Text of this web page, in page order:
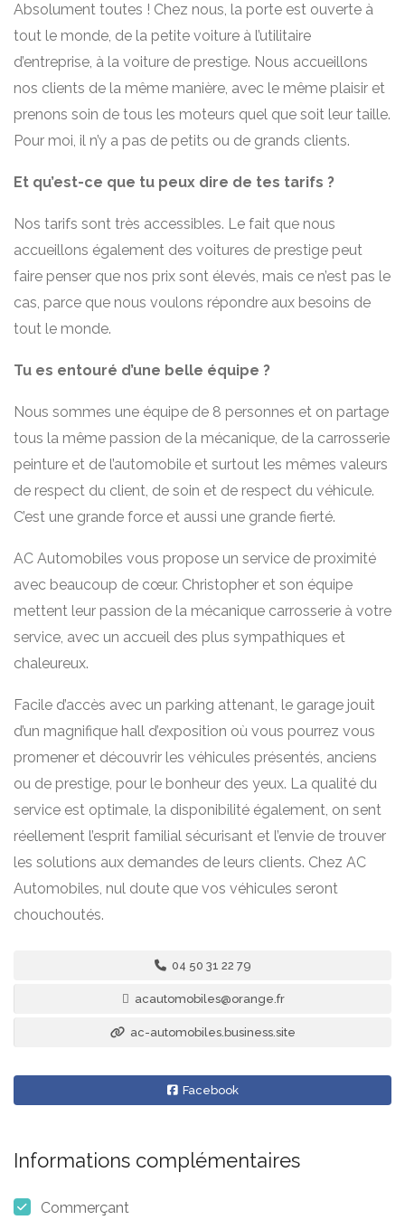
Absolument toutes ! Chez nous, la porte est ouverte à
tout le monde, de la petite voiture à l’utilitaire
d’entreprise, à la voiture de prestige. Nous accueillons
nos clients de la même manière, avec le même plaisir et
prenons soin de tous les moteurs quel que soit leur taille.
Pour moi, il n’y a pas de petits ou de grands clients.
Et qu’est-ce que tu peux dire de tes tarifs ?
Nos tarifs sont très accessibles. Le fait que nous
accueillons également des voitures de prestige peut
faire penser que nos prix sont élevés, mais ce n’est pas le
cas, parce que nous voulons répondre aux besoins de
tout le monde.
Tu es entouré d’une belle équipe ?
Nous sommes une équipe de 8 personnes et on partage
tous la même passion de la mécanique, de la carrosserie
peinture et de l’automobile et surtout les mêmes valeurs
de respect du client, de soin et de respect du véhicule.
C’est une grande force et aussi une grande fierté.
AC Automobiles vous propose un service de proximité
avec beaucoup de cœur. Christopher et son équipe
mettent leur passion de la mécanique carrosserie à votre
service, avec un accueil des plus sympathiques et
chaleureux.
Facile d’accès avec un parking attenant, le garage jouit
d’un magnifique hall d’exposition où vous pourrez vous
promener et découvrir les véhicules présentés, anciens
ou de prestige, pour le bonheur des yeux. La qualité du
service est optimale, la disponibilité également, on sent
réellement l’esprit familial sécurisant et l’envie de trouver
les solutions aux demandes de leurs clients. Chez AC
Automobiles, nul doute que vos véhicules seront
chouchoutés.
04 50 31 22 79
acautomobiles@orange.fr
ac-automobiles.business.site
Facebook
Informations complémentaires
Commerçant